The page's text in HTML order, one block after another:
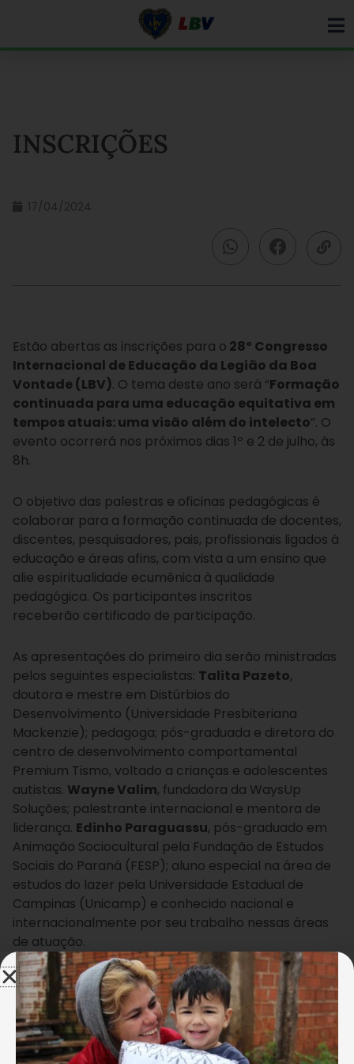
INSCRIÇÕES
17/04/2024
Estão abertas as inscrições para o 28º Congresso
Internacional de Educação da Legião da Boa
Vontade (LBV). O tema deste ano será “Formação
continuada para uma educação equitativa em
tempos atuais: uma visão além do intelecto”. O
evento ocorrerá nos próximos dias 1º e 2 de julho, às
8h.
O objetivo das palestras e oficinas pedagógicas é
colaborar para a formação continuada de docentes,
discentes, pesquisadores, pais, profissionais ligados à
educação e áreas afins, com vista a um ensino que
alie espiritualidade ecumênica à qualidade
pedagógica. Os participantes inscritos
receberão certificado de participação.
As apresentações do primeiro dia serão ministradas
pelos seguintes especialistas: Talita Pazeto,
doutora e mestre em Distúrbios do
Desenvolvimento (Universidade Presbiteriana
Mackenzie); pedagoga; pós-graduada e diretora do
centro de desenvolvimento comportamental
Premium Tismo, voltado a crianças e adolescentes
autistas. Wayne Valim, fundadora da WaysUp
Soluções; palestrante internacional e mentora de
liderança. Edinho Paraguassu, pós-graduado em
Animação Sociocultural pela Fundação de Estudos
Sociais do Paraná (FESP); aluno especial na área de
estudos do lazer pela Universidade Estadual de
Campinas (Unicamp) e conhecido nacional e
internacionalmente por seu trabalho nessas áreas
de atuação.
CLIQUE AQUI E FAÇA A SUA INSCRIÇÃO
No segundo dia do congresso, teremos as
contribuições deEmilia Cipriano, doutora em